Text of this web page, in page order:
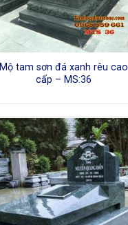
Mộ tam sơn đá xanh rêu cao
cấp – MS:36